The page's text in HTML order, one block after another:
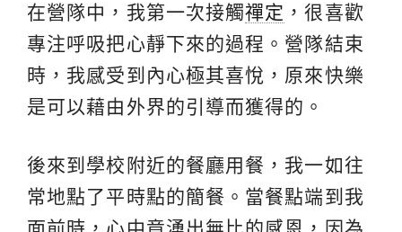
在營隊中，我第一次接觸禪定 ，很喜歡
專注呼吸把心靜下來的過程。營隊結束
時，我感受到內心極其喜悅，原來快樂
是可以藉由外界的引導而獲得的。
後來到學校附近的餐廳用餐，我一如往
常地點了平時點的簡餐。當餐點端到我
面前時，心中竟湧出無比的感恩，因為